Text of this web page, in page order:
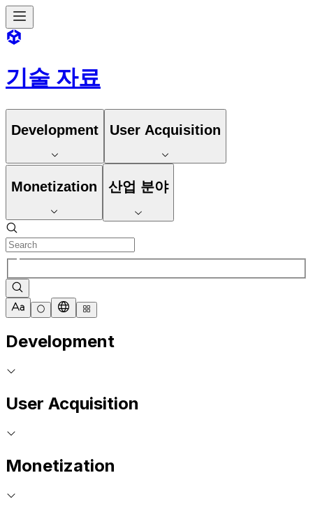
기술 자료
Development User Acquisition
Monetization 산업 분야
Development
User Acquisition
Monetization